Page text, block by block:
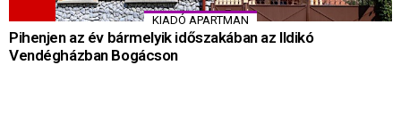
KIADÓ APARTMAN
Pihenjen az év bármelyik időszakában az Ildikó
Vendégházban Bogácson